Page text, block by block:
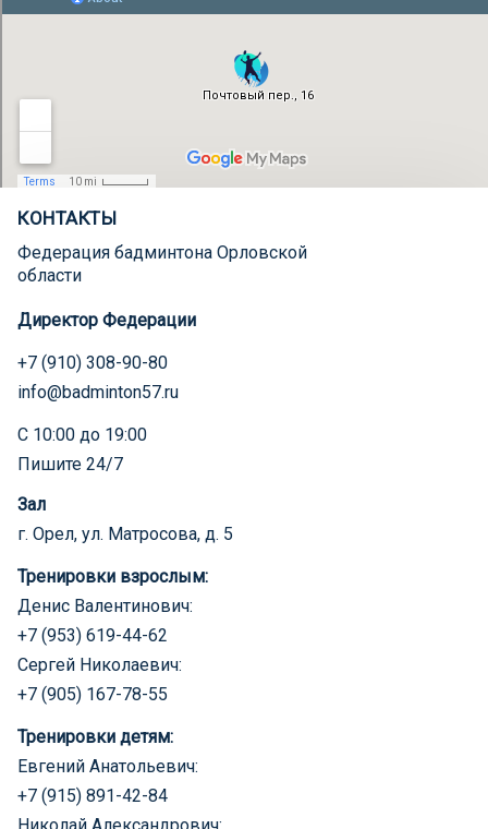
КОНТАКТЫ
Федерация бадминтона Орловской
области
Директор Федерации
+7 (910) 308-90-80
info@badminton57.ru
С 10:00 до 19:00
Пишите 24/7
Зал
г. Орел, ул. Матросова, д. 5
Тренировки взрослым:
Денис Валентинович:
+7 (953) 619-44-62
Сергей Николаевич:
+7 (905) 167-78-55
Тренировки детям:
Евгений Анатольевич:
+7 (915) 891-42-84